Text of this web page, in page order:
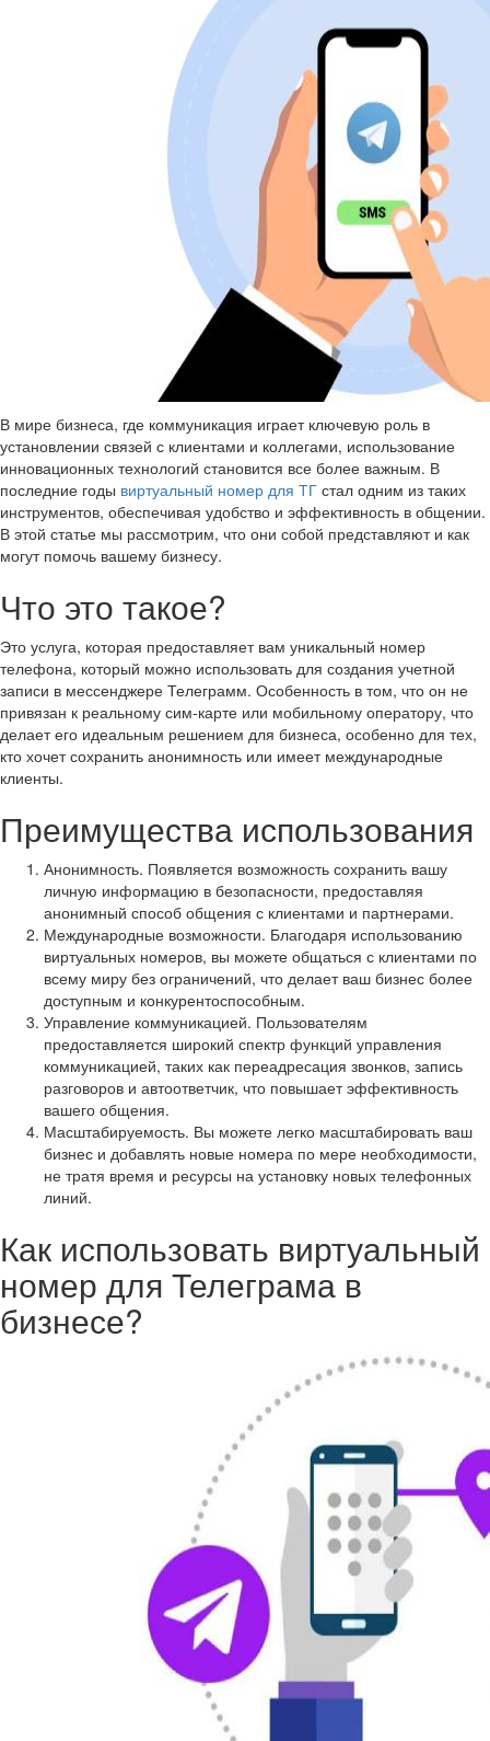
В мире бизнеса, где коммуникация играет ключевую роль в
установлении связей с клиентами и коллегами, использование
инновационных технологий становится все более важным. В
последние годы виртуальный номер для ТГ стал одним из таких
инструментов, обеспечивая удобство и эффективность в общении.
В этой статье мы рассмотрим, что они собой представляют и как
могут помочь вашему бизнесу.
Что это такое?
Это услуга, которая предоставляет вам уникальный номер
телефона, который можно использовать для создания учетной
записи в мессенджере Телеграмм. Особенность в том, что он не
привязан к реальному сим-карте или мобильному оператору, что
делает его идеальным решением для бизнеса, особенно для тех,
кто хочет сохранить анонимность или имеет международные
клиенты.
Преимущества использования
Анонимность. Появляется возможность сохранить вашу
личную информацию в безопасности, предоставляя
анонимный способ общения с клиентами и партнерами.
Международные возможности. Благодаря использованию
виртуальных номеров, вы можете общаться с клиентами по
всему миру без ограничений, что делает ваш бизнес более
доступным и конкурентоспособным.
Управление коммуникацией. Пользователям
предоставляется широкий спектр функций управления
коммуникацией, таких как переадресация звонков, запись
разговоров и автоответчик, что повышает эффективность
вашего общения.
Масштабируемость. Вы можете легко масштабировать ваш
бизнес и добавлять новые номера по мере необходимости,
не тратя время и ресурсы на установку новых телефонных
линий.
Как использовать виртуальный
номер для Телеграма в
бизнесе?